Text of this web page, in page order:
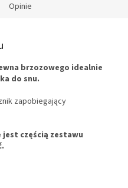
Opinie
brzozowego idealnie
do snu.
zapobiegający
jest częścią zestawu